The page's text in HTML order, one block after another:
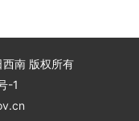
南 版权所有
-1